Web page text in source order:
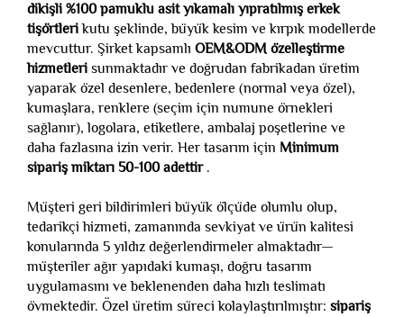
dikişli %100 pamuklu asit yıkamalı yıpratılmış erkek
tişörtlerikutu şeklinde, büyük kesim ve kırpık modellerde
mevcuttur. Şirket kapsamlı OEM&ODM özelleştirme
hizmetleri sunmaktadır ve doğrudan fabrikadan üretim
yaparak özel desenlere, bedenlere (normal veya özel),
kumaşlara, renklere (seçim için numune örnekleri
sağlanır), logolara, etiketlere, ambalaj poşetlerine ve
daha fazlasına izin verir. Her tasarım için Minimum
sipariş miktarı 50-100 adettir .
Müşteri geri bildirimleri büyük ölçüde olumlu olup,
tedarikçi hizmeti, zamanında sevkiyat ve ürün kalitesi
konularında 5 yıldız değerlendirmeler almaktadır—
müşteriler ağır yapıdaki kumaşı, doğru tasarım
uygulamasını ve beklenenden daha hızlı teslimatı
övmektedir. Özel üretim süreci kolaylaştırılmıştır: sipariş